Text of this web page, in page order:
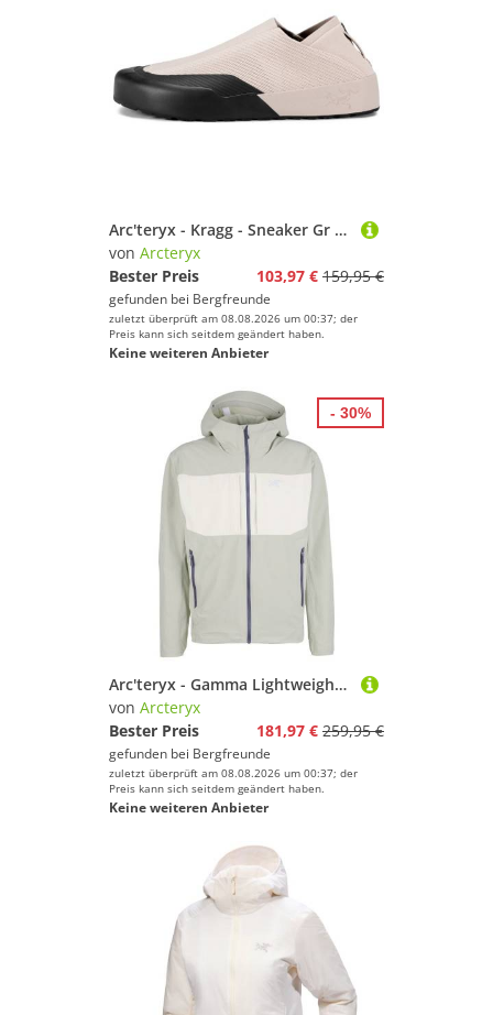
Arc'teryx - Kragg - Sneaker Gr 41 1/3 rosa
von Arcteryx
Bester Preis
103,97 € 159,95 €
gefunden bei Bergfreunde
zuletzt überprüft am 08.08.2026 um 00:37; der
Preis kann sich seitdem geändert haben.
Keine weiteren Anbieter
Arc'teryx - Gamma Lightweight Hoody - Softshelljacke Gr M grau
von Arcteryx
Bester Preis
181,97 € 259,95 €
gefunden bei Bergfreunde
zuletzt überprüft am 08.08.2026 um 00:37; der
Preis kann sich seitdem geändert haben.
Keine weiteren Anbieter
- 30%